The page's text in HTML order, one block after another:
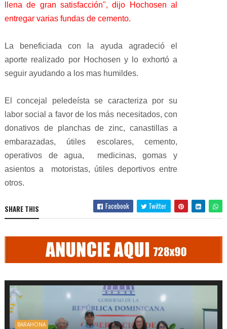
llena de gran satisfacción", dijo Hochosen al
entregar varias fundas de cemento.
La beneficiada con la ayuda agradeció el
aporte realizado por Hochosen y lo exhortó a
seguir ayudando a los mas humildes.
El concejal peledeísta se caracteriza por su
labor social a favor de los más necesitados, con
donativos de planchas de zinc, canastillas a
embarazadas, útiles escolares, cemento,
operativos de agua, medicinas, gomas y
asientos a motoristas, útiles deportivos entre
otros.
SHARE THIS Facebook Twitter
BARAHONA